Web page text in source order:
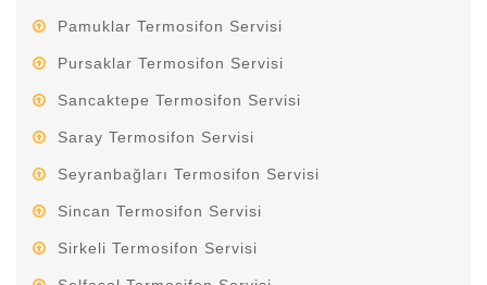
Pamuklar Termosifon Servisi
Pursaklar Termosifon Servisi
Sancaktepe Termosifon Servisi
Saray Termosifon Servisi
Seyranbağları Termosifon Servisi
Sincan Termosifon Servisi
Sirkeli Termosifon Servisi